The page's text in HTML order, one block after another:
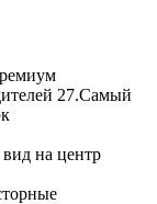
27.Самый
на центр